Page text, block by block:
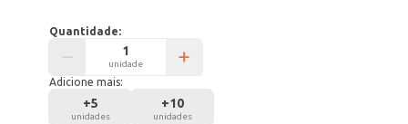
Quantidade:
unidade
Adicione mais:
+5
unidades
+10
unidades